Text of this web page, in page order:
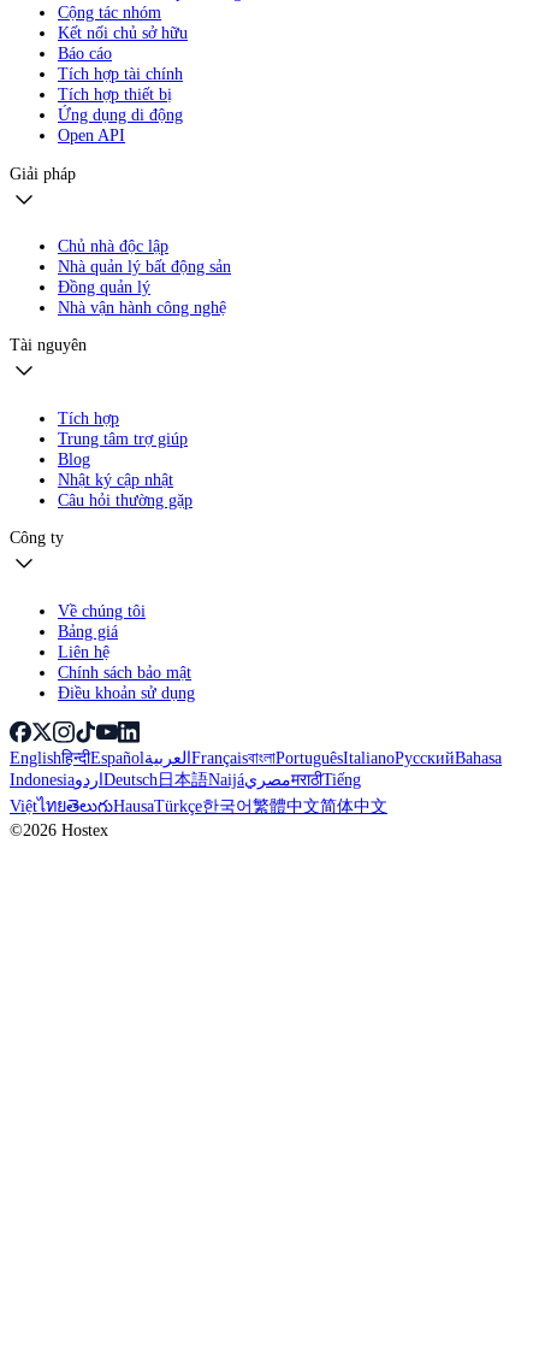
Cộng tác nhóm
Kết nối chủ sở hữu
Báo cáo
Tích hợp tài chính
Tích hợp thiết bị
Ứng dụng di động
Open API
Giải pháp
Chủ nhà độc lập
Nhà quản lý bất động sản
Đồng quản lý
Nhà vận hành công nghệ
Tài nguyên
Tích hợp
Trung tâm trợ giúp
Blog
Nhật ký cập nhật
Câu hỏi thường gặp
Công ty
Về chúng tôi
Bảng giá
Liên hệ
Chính sách bảo mật
Điều khoản sử dụng
Englishहिन्दीEspañolالعربيةFrançaisবাংলাPortuguêsItalianoРусскийBahasa
IndonesiaاردوDeutsch日本語NaijáمصريमराठीTiếng
ViệtไทยతెలుగుHausaTürkçe한국어繁體中文简体中文
©2026 Hostex